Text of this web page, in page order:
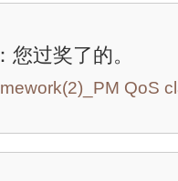
您过奖了的。
QoS